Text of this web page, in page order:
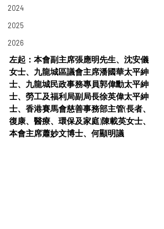
2024
2025
2026
左起：本會副主席張應明先生、沈安儀
女士、九龍城區議會主席潘國華太平紳
士、九龍城民政事務專員郭偉勳太平紳
士 、勞工及福利局副局長徐英偉太平紳
士、香港賽馬會慈善事務部主管(長者、
復康、醫療、環保及家庭)陳載英女士、
本會主席蕭妙文博士、何顯明議